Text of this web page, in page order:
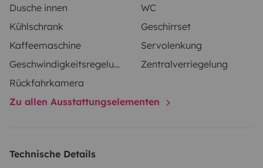
Dusche innen
WC
Kühlschrank
Geschirrset
Kaffeemaschine
Servolenkung
Geschwindigkeitsregelung
Zentralverriegelung
Rückfahrkamera
Zu allen Ausstattungselementen
Technische Details